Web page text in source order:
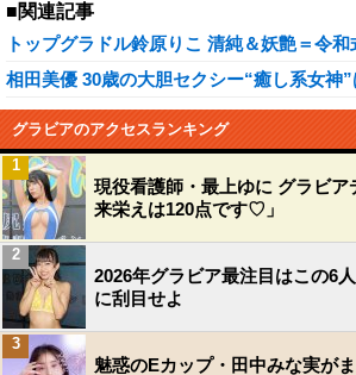
■関連記事
トップグラドル鈴原りこ 清純＆妖艶＝令
相田美優 30歳の大胆セクシー“癒し系女神
グラビアのアクセスランキング
現役看護師・最上ゆに グラビア
来栄えは120点です♡」
1
2026年グラビア最注目はこの6
に刮目せよ
2
魅惑のEカップ・田中みな実が
3